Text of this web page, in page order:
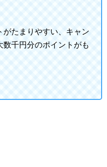
たまりやすい、キャン
千円分のポイントがも